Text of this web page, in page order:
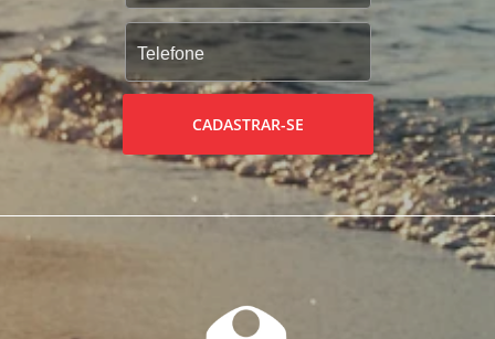
CADASTRAR-SE